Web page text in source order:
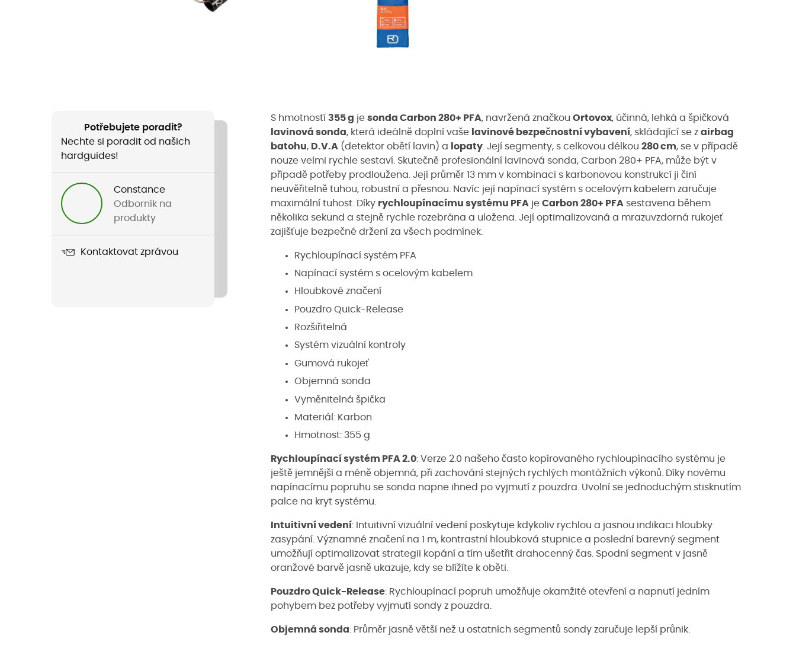
Potřebujete poradit?
Nechte si poradit od našich
hardguides!
Constance
Odborník na
produkty
Kontaktovat zprávou
S hmotností 355 g je sonda Carbon 280+ PFA, navržená značkou Ortovox, účinná, lehká a špičková
lavinová sonda, která ideálně doplní vaše lavinové bezpečnostní vybavení, skládající se z airbag
batohu, D.V.A (detektor obětí lavin) a lopaty . Její segmenty, s celkovou délkou 280 cm, se v případě
nouze velmi rychle sestaví. Skutečně profesionální lavinová sonda, Carbon 280+ PFA, může být v
případě potřeby prodloužena. Její průměr 13 mm v kombinaci s karbonovou konstrukcí ji činí
neuvěřitelně tuhou, robustní a přesnou. Navíc její napínací systém s ocelovým kabelem zaručuje
maximální tuhost. Díky rychloupínacímu systému PFA je Carbon 280+ PFA sestavena během
několika sekund a stejně rychle rozebrána a uložena. Její optimalizovaná a mrazuvzdorná rukojeť
zajišťuje bezpečné držení za všech podmínek.
Rychloupínací systém PFA
Napínací systém s ocelovým kabelem
Hloubkové značení
Pouzdro Quick-Release
Rozšiřitelná
Systém vizuální kontroly
Gumová rukojeť
Objemná sonda
Vyměnitelná špička
Materiál: Karbon
Hmotnost: 355 g
Rychloupínací systém PFA 2.0: Verze 2.0 našeho často kopírovaného rychloupínacího systému je
ještě jemnější a méně objemná, při zachování stejných rychlých montážních výkonů. Díky novému
napínacímu popruhu se sonda napne ihned po vyjmutí z pouzdra. Uvolní se jednoduchým stisknutím
palce na kryt systému.
Intuitivní vedení: Intuitivní vizuální vedení poskytuje kdykoliv rychlou a jasnou indikaci hloubky
zasypání. Významné značení na 1 m, kontrastní hloubková stupnice a poslední barevný segment
umožňují optimalizovat strategii kopání a tím ušetřit drahocenný čas. Spodní segment v jasně
oranžové barvě jasně ukazuje, kdy se blížíte k oběti.
Pouzdro Quick-Release: Rychloupínací popruh umožňuje okamžité otevření a napnutí jedním
pohybem bez potřeby vyjmutí sondy z pouzdra.
Objemná sonda: Průměr jasně větší než u ostatních segmentů sondy zaručuje lepší průnik.